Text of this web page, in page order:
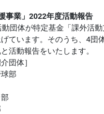
事業」2022年度活動報告
団体が特定基金「課外活動
ています。そのうち、4団
活動報告をいたします。
団体］
部